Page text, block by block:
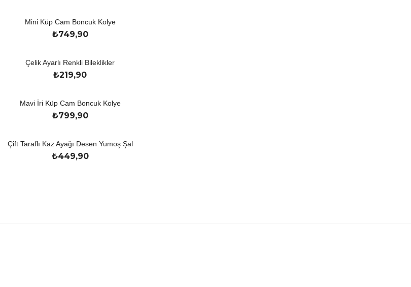
Mini Küp Cam Boncuk Kolye
₺749,90
Çelik Ayarlı Renkli Bileklikler
₺219,90
Mavi İri Küp Cam Boncuk Kolye
₺799,90
Çift Taraflı Kaz Ayağı Desen Yumoş Şal
₺449,90